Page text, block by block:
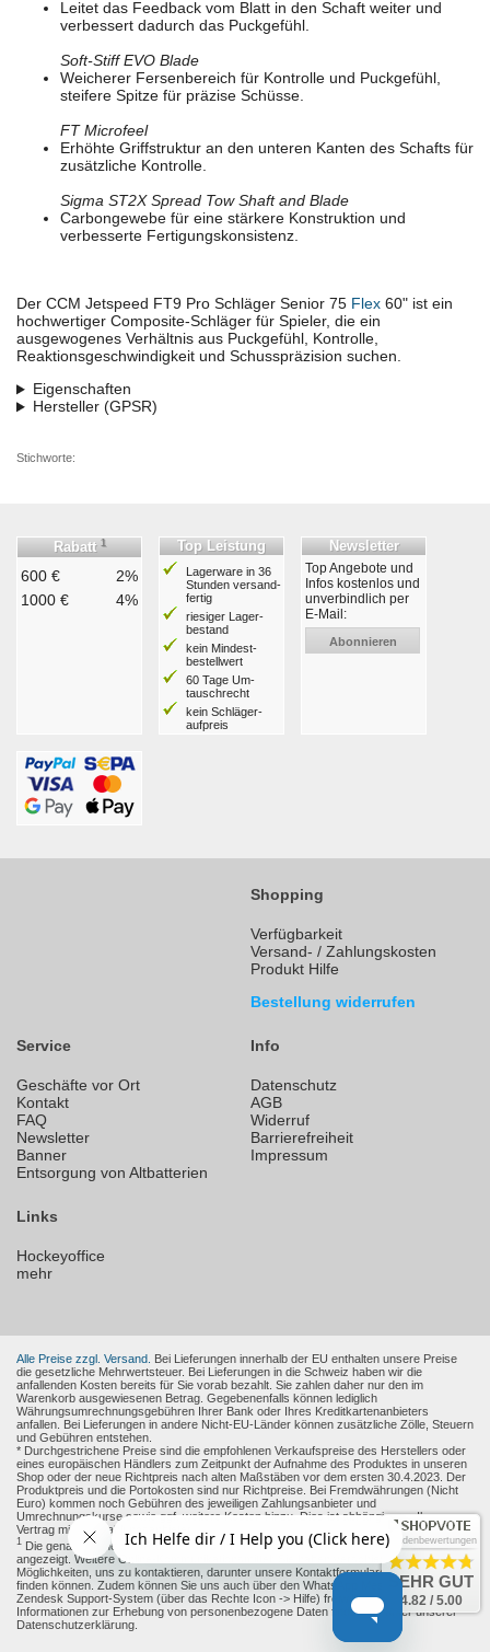
Leitet das Feedback vom Blatt in den Schaft weiter und
verbessert dadurch das Puckgefühl.
Soft-Stiff EVO Blade
Weicherer Fersenbereich für Kontrolle und Puckgefühl,
steifere Spitze für präzise Schüsse.
FT Microfeel
Erhöhte Griffstruktur an den unteren Kanten des Schafts für
zusätzliche Kontrolle.
Sigma ST2X Spread Tow Shaft and Blade
Carbongewebe für eine stärkere Konstruktion und
verbesserte Fertigungskonsistenz.
Der CCM Jetspeed FT9 Pro Schläger Senior 75 Flex 60" ist ein
hochwertiger Composite-Schläger für Spieler, die ein
ausgewogenes Verhältnis aus Puckgefühl, Kontrolle,
Reaktionsgeschwindigkeit und Schusspräzision suchen.
Eigenschaften
Hersteller (GPSR)
Stichworte:
Rabatt 1
600 €
2%
1000 €
4%
Top Leistung
Lagerware in 36
Stunden ver­sand­
fertig
riesiger Lager­
bestand
kein Mindest­
bestell­wert
60 Tage Um­
tausch­recht
kein Schläger­
aufpreis
Newsletter
Top Angebote und
Infos kostenlos und
unverbindlich per
E-Mail:
Abonnieren
Shopping
Verfügbarkeit
Versand- / Zahlungskosten
Produkt Hilfe
Bestellung widerrufen
Service
Geschäfte vor Ort
Kontakt
FAQ
Newsletter
Banner
Entsorgung von Altbatterien
Info
Datenschutz
AGB
Widerruf
Barrierefreiheit
Impressum
Links
Hockeyoffice
mehr
Alle Preise zzgl. Versand. Bei Lieferungen innerhalb der EU enthalten unsere Preise
die gesetzliche Mehrwertsteuer. Bei Lieferungen in die Schweiz haben wir die
anfallenden Kosten bereits für Sie vorab bezahlt. Sie zahlen daher nur den im
Warenkorb ausgewiesenen Betrag. Gegebenenfalls können lediglich
Währungsumrechnungsgebühren Ihrer Bank oder Ihres Kreditkartenanbieters
anfallen. Bei Lieferungen in andere Nicht-EU-Länder können zusätzliche Zölle, Steuern
und Gebühren entstehen.
* Durchgestrichene Preise sind die empfohlenen Verkaufspreise des Herstellers oder
eines europäischen Händlers zum Zeitpunkt der Aufnahme des Produktes in unseren
Shop oder der neue Richtpreis nach alten Maßstäben vor dem ersten 30.4.2023. Der
Produktpreis und die Portokosten sind nur Richtpreise. Bei Fremdwährungen (Nicht
Euro) kommen noch Gebühren des jeweiligen Zahlungsanbieter und
Umrechnungskurse sowie ggf. weitere Kosten hinzu. Dies ist abhängig von Ihren
Vertrag mit den Zahlungsanbieter.
1 Die genaue Höhe des Rabattes wird Ihnen auf der Produkt-Seite und im Warenkorb
angezeigt. Weitere Online-Kommunikationsmittel: Sie haben verschiedene
Möglichkeiten, uns zu kontaktieren, darunter unsere Kontaktformulare, die Siehier
finden können. Zudem können Sie uns auch über den WhatsApp Messenger oder das
Zendesk Support-System (über das Rechte Icon -> Hilfe) freiwillig erreichen.
Informationen zur Erhebung von personenbezogene Daten finden sie unter unserer
Datenschutzerklärung.
Kundenbewertungen
SEHR GUT
4.82 / 5.00